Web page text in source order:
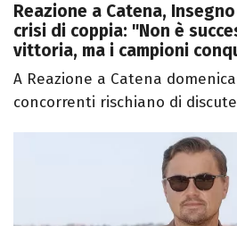
Reazione a Catena,
crisi di coppia: "Non è
vittoria, ma i campioni
A Reazione a Catena
concorrenti rischiano di